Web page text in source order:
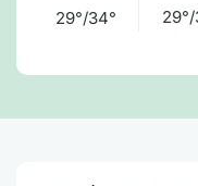
29°/34° 29°/